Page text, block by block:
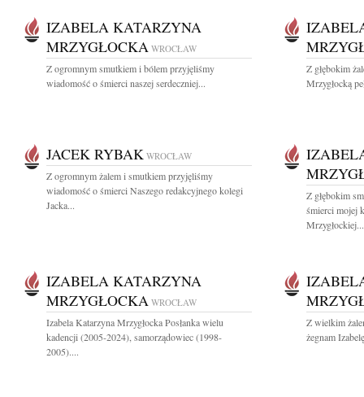
IZABELA KATARZYNA
MRZYGŁOCKA WROCŁAW
Z ogromnym smutkiem i bólem przyjęliśmy
wiadomość o śmierci naszej serdeczniej...
Z głębokim
Mrzygłocką
JACEK RYBAK WROCŁAW
Z ogromnym żalem i smutkiem przyjęliśmy
wiadomość o śmierci Naszego redakcyjnego kolegi
Jacka...
Z głębokim
śmierci mojej
Mrzygłockiej...
IZABELA KATARZYNA
MRZYGŁOCKA WROCŁAW
Izabela Katarzyna Mrzygłocka Posłanka wielu
kadencji (2005-2024), samorządowiec (1998-
2005)....
Z wielkim
żegnam